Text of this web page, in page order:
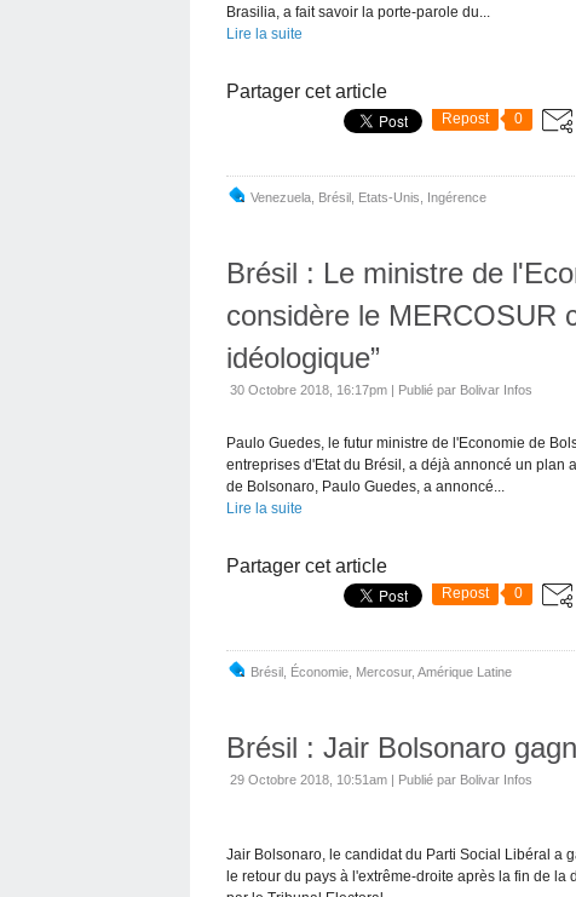
Brasilia, a fait savoir la porte-parole du...
Lire la suite
Partager cet article
Repost 0
Venezuela Brésil Etats-Unis Ingérence
Brésil : Le ministre de
considère le MERCOSUR
idéologique”
30 Octobre 2018, 16:17pm | Publié par Bolivar Infos
Paulo Guedes, le futur ministre de l'Economie de
entreprises d'Etat du Brésil, a déjà annoncé un plan
de Bolsonaro, Paulo Guedes, a annoncé...
Lire la suite
Partager cet article
Repost 0
Brésil Économie Mercosur, Amérique Latine
Brésil : Jair Bolsonaro
29 Octobre 2018, 10:51am | Publié par Bolivar Infos
Jair Bolsonaro, le candidat du Parti Social Libéral a
le retour du pays à l'extrême-droite après la fin de